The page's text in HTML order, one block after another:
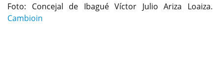
Foto: Concejal de Ibagué Víctor Julio Ariza Loaiza.
Cambioin